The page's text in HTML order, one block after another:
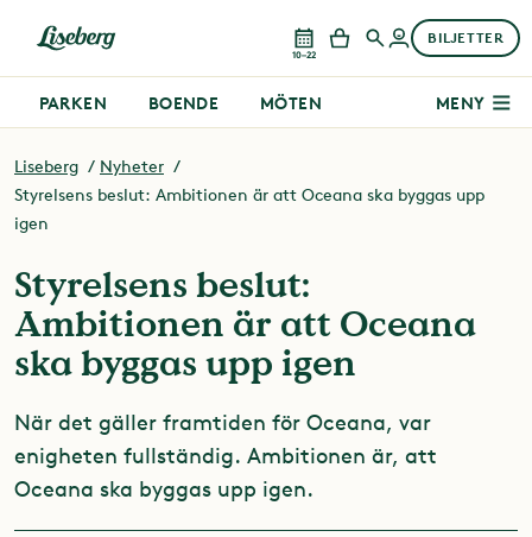
10–22
BILJETTER
PARKEN BOENDE MÖTEN MENY
Liseberg
Nyheter
Styrelsens beslut: Ambitionen är att Oceana ska byggas upp
igen
Styrelsens beslut:
Ambitionen är att Oceana
ska byggas upp igen
När det gäller framtiden för Oceana, var
enigheten fullständig. Ambitionen är, att
Oceana ska byggas upp igen.